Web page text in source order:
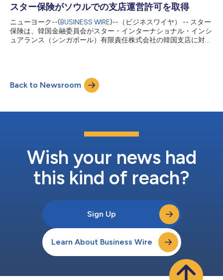
保険本社勤務となります。 スミスは、スター保険のモーリス・
た投資・保険組織として再出発させた2005年以来、スター保険
の財務業務を指揮してきました。それ以前の1984年からもハン
ク・グリーンバーグとともに働いていた経緯があります。 スタ
に加え、彼は当社の企業文化と価値観を深く理解していることを
実証してきました。ハワードの...
スター保険がソウルでの支店運営許可を取得
ニューヨーク--(BUSINESS WIRE)--（ビジネスワイヤ） -- スター
保険は、韓国金融委員会がスター・インターナショナル・インシ
ュアランス（シンガポール）有限責任株式会社の韓国支店に対
た。同氏は保険業界で、ブローカーおよび保険会社での30年を
超える経験があり、ジョージア州立大学でリスク管理・保険の修
士号を取得しています。 スター・アジア・パシフィック社長の
最大の商業保険市場の1つであり、スターはこの地域で長年事業
のスターにとっての良好な保険料収益源になることを期待してい
ます」 スター保険について スター保険（またはスター）は、ス
支援サービス会社と子会社ならびにC.V.スター・アンド・カンパ
ニーおよびその子会社の投資事業の世界的...
Back to Newsroom
Wish your news had
this kind of reach?
Sign Up
Learn About Business Wire